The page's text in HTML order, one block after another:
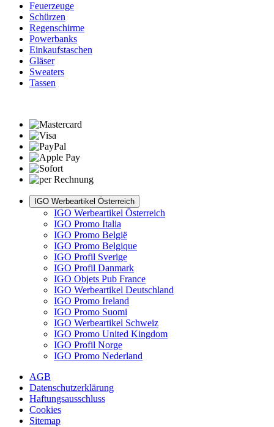
Feuerzeuge
Schürzen
Regenschirme
Powerbanks
Einkaufstaschen
Gläser
Sweaters
Tassen
IGO Werbeartikel Österreich
IGO Werbeartikel Österreich
IGO Promo Italia
IGO Promo België
IGO Promo Belgique
IGO Profil Sverige
IGO Profil Danmark
IGO Objets Pub France
IGO Werbeartikel Deutschland
IGO Promo Ireland
IGO Promo Suomi
IGO Werbeartikel Schweiz
IGO Promo United Kingdom
IGO Profil Norge
IGO Promo Nederland
AGB
Datenschutzerklärung
Haftungsausschluss
Cookies
Sitemap